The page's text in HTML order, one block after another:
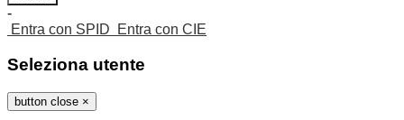
-
Entra con SPID
Entra con CIE
Seleziona utente
button close ×